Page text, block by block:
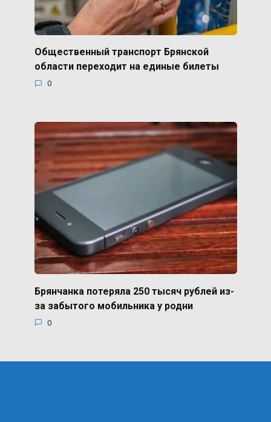
Общественный транспорт Брянской
области переходит на единые билеты
0
Брянчанка потеряла 250 тысяч рублей из-
за забытого мобильника у родни
0